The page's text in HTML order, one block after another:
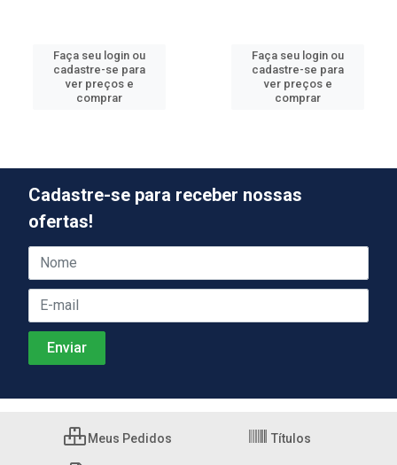
Faça seu login ou
cadastre-se para
ver preços e
comprar
Faça seu login ou
cadastre-se para
ver preços e
comprar
Cadastre-se para receber nossas
ofertas!
Meus Pedidos Títulos